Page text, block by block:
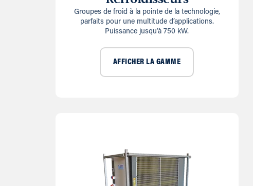
Groupes de froid à la pointe de la technologie,
parfaits pour une multitude d’applications.
Puissance jusqu’à 750 kW.
AFFICHER LA GAMME